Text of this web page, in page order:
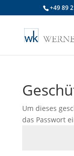
+49 89
Um dieses
das Passwort